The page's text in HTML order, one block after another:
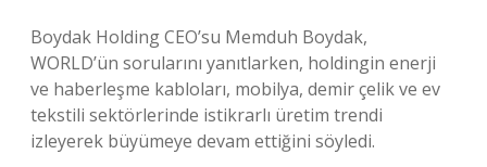
Boydak Holding CEO’su Memduh Boydak,
WORLD’ün sorularını yanıtlarken, holdingin enerji
ve haberleşme kabloları, mobilya, demir çelik ve ev
tekstili sektörlerinde istikrarlı üretim trendi
izleyerek büyümeye devam ettiğini söyledi.